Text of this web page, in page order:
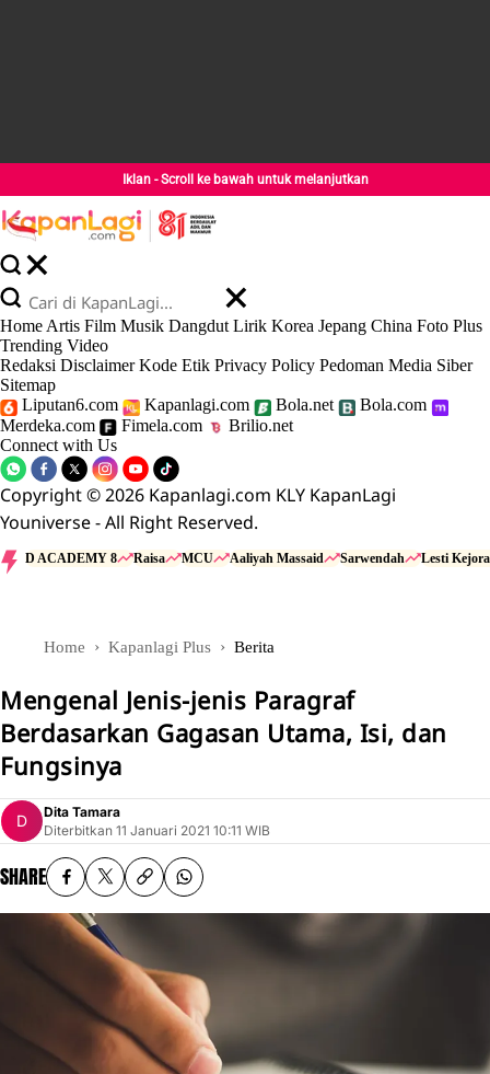
Iklan - Scroll ke bawah untuk melanjutkan
Home Artis Film Musik Dangdut Lirik Korea Jepang China Foto Plus
Trending Video
Redaksi Disclaimer Kode Etik Privacy Policy Pedoman Media Siber
Sitemap
Liputan6.com
Kapanlagi.com Bola.net
Bola.com
Merdeka.com
Fimela.com
Brilio.net
Connect with Us
Copyright © 2026 Kapanlagi.com KLY KapanLagi
Youniverse - All Right Reserved.
D ACADEMY 8 Raisa MCU Aaliyah Massaid Sarwendah Lesti Kejora
Home Kapanlagi Plus Berita
Mengenal Jenis-jenis Paragraf
Berdasarkan Gagasan Utama, Isi, dan
Fungsinya
Dita Tamara
Diterbitkan 11 Januari 2021 10:11 WIB
SHARE